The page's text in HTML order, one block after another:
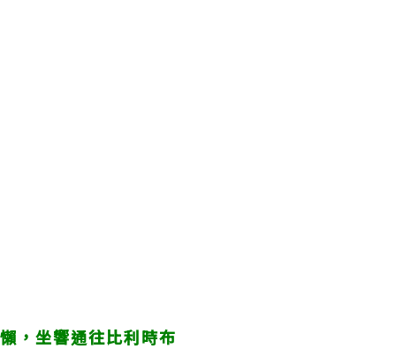
，坐響通往比利時布